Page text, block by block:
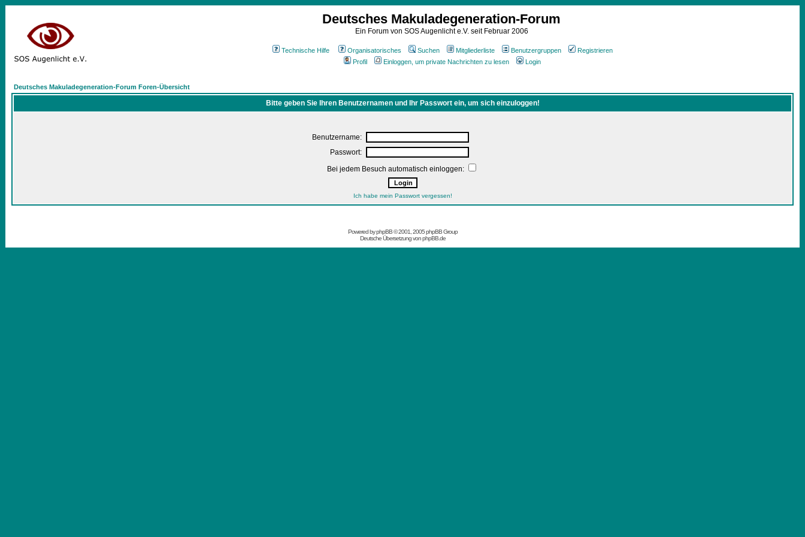
Deutsches Makuladegeneration-Forum
Ein Forum von SOS Augenlicht e.V. seit Februar 2006
Technische Hilfe Organisatorisches Suchen Mitgliederliste Benutzergruppen
Registrieren
Profil
Einloggen, um private Nachrichten zu lesen Login
Deutsches Makuladegeneration-Forum Foren-Übersicht
Bitte geben Sie Ihren Benutzernamen und Ihr Passwort ein, um sich einzuloggen!
Benutzername:
Passwort:
Bei jedem Besuch automatisch einloggen:
Ich habe mein Passwort vergessen!
Powered byphpBB© 2001, 2005 phpBB Group
Deutsche Übersetzung vonphpBB.de